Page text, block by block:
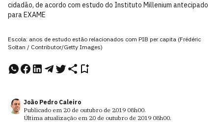
cidadão, de acordo com estudo do Instituto Millenium antecipado
para EXAME
Escola: anos de estudo estão relacionados com PIB per capita (Frédéric
Soltan / Contributor/Getty Images)
João Pedro Caleiro
Publicado em 20 de outubro de 2019 08h00.
Última atualização em 20 de outubro de 2019 08h00.